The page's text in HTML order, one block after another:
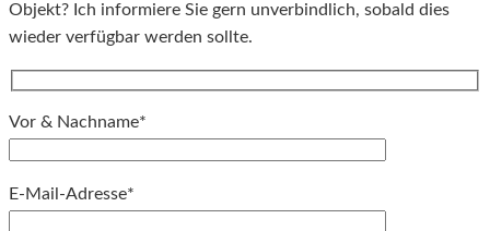
Objekt? Ich informiere Sie gern unverbindlich, sobald dies
wieder verfügbar werden sollte.
Vor & Nachname*
E-Mail-Adresse*